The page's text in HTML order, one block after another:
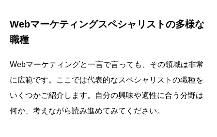
Webマーケティングスペシャリストの多様な
職種
Webマーケティングと一言で言っても、その領域は非常
に広範です。ここでは代表的なスペシャリストの職種を
いくつかご紹介します。自分の興味や適性に合う分野は
何か、考えながら読み進めてみてください。